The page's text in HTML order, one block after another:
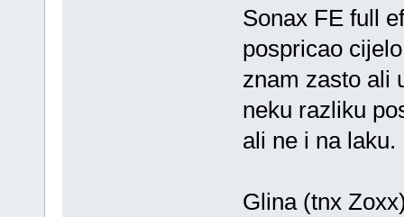
Sonax FE full
pospricao
znam zasto ali
neku razliku
ali ne i na
Glina (tnx